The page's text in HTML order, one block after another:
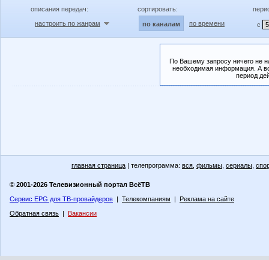
описания передач:
настроить по жанрам
сортировать:
по каналам по времени с
По Вашему запросу ничего не
необходимая информация. А
период
главная страница | телепрограмма: вся фильмы сериалы
© 2001-2026 Телевизионный портал ВсёТВ
Сервис EPG для ТВ-провайдеров | Телекомпаниям | Реклама на сайте
Обратная связь | Вакансии